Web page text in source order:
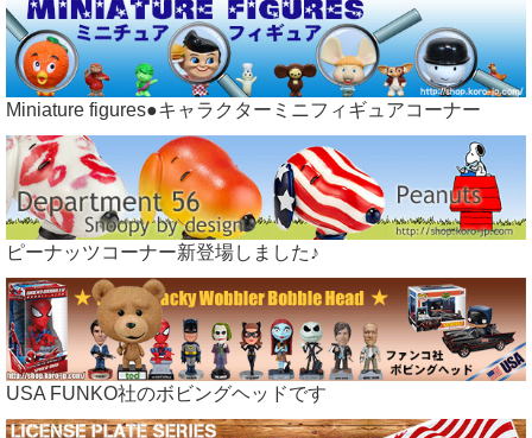
Miniature figures●キャラクターミニフィギュアコーナー
ピーナッツコーナー新登場しました♪
USA FUNKO社のボビングヘッドです